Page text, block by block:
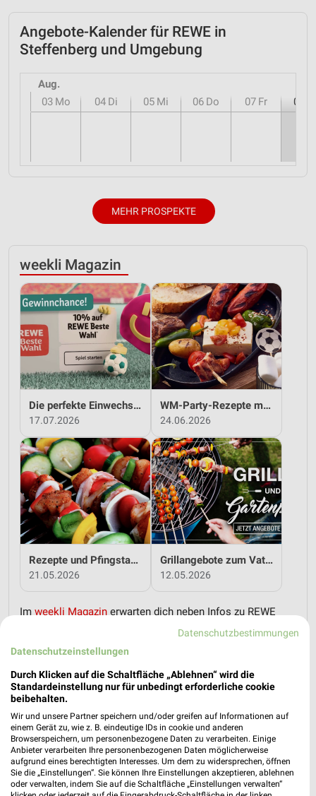
Angebote-Kalender für REWE in
Steffenberg und Umgebung
Aug.
03 Mo 04 Di 05 Mi 06 Do 07 Fr 08
MEHR PROSPEKTE
weekli Magazin
Die perfekte Einwechslung: Dein Fan-Bonus!*
17.07.2026
WM-Party-Rezepte mit REWE!
24.06.2026
Rezepte und Pfingstangebote bei REWE!
21.05.2026
Grillangebote zum Vatertag bei REWE!
12.05.2026
Im weekli Magazin erwarten dich neben Infos zu REWE
auch clevere Spartipps für den Familienalltag, Ideen zur
nachhaltig zu entlasten.
weekli - Prospekte & Angebote App
Alle REWE Angebote immer griffbereit – mit der kostenlosen
Datenschutzbestimmungen
Datenschutzeinstellungen
Durch Klicken auf die Schaltfläche „Ablehnen“ wird die
Standardeinstellung nur für unbedingt erforderliche cookie
beibehalten.
Wir und unsere Partner speichern und/oder greifen auf Informationen auf
einem Gerät zu, wie z. B. eindeutige IDs in cookie und anderen
Browserspeichern, um personenbezogene Daten zu verarbeiten. Einige
Anbieter verarbeiten Ihre personenbezogenen Daten möglicherweise
aufgrund eines berechtigten Interesses. Um dem zu widersprechen, öffnen
Sie die „Einstellungen“. Sie können Ihre Einstellungen akzeptieren, ablehnen
oder verwalten, indem Sie auf die Schaltfläche „Einstellungen verwalten“